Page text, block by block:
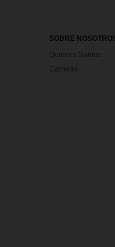
SOBRE
Quienes Somos
Carreras